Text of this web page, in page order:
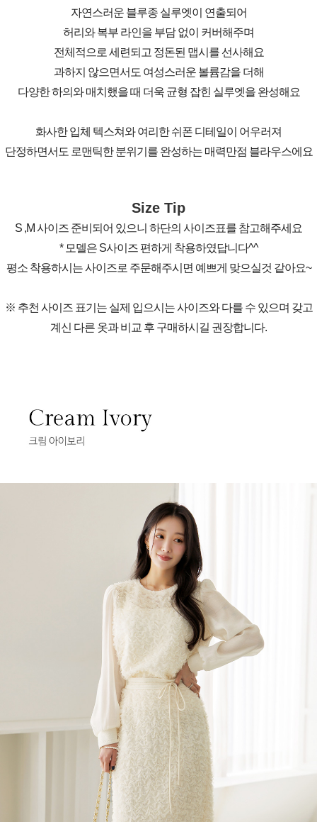
자연스러운 블루종 실루엣이 연출되어
허리와 복부 라인을 부담 없이 커버해주며
전체적으로 세련되고 정돈된 맵시를 선사해요
과하지 않으면서도 여성스러운 볼륨감을 더해
다양한 하의와 매치했을 때 더욱 균형 잡힌 실루엣을 완성해요
화사한 입체 텍스쳐와 여리한 쉬폰 디테일이 어우러져
단정하면서도 로맨틱한 분위기를 완성하는 매력만점 블라우스에요
Size Tip
S ,M 사이즈 준비되어 있으니 하단의 사이즈표를 참고해주세요
* 모델은 S사이즈 편하게 착용하였답니다^^
평소 착용하시는 사이즈로 주문해주시면 예쁘게 맞으실것 같아요~
※ 추천 사이즈 표기는 실제 입으시는 사이즈와 다를 수 있으며 갖고
계신 다른 옷과 비교 후 구매하시길 권장합니다.